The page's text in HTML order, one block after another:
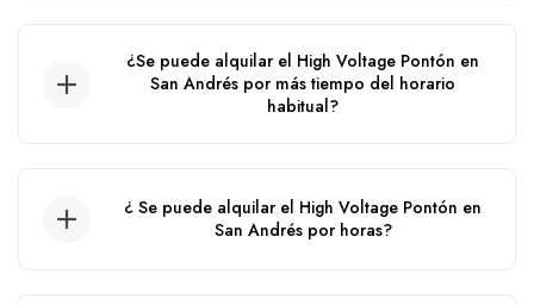
¿Se puede alquilar el High Voltage Pontón en
San Andrés por más tiempo del horario
habitual?
¿ Se puede alquilar el High Voltage Pontón en
San Andrés por horas?